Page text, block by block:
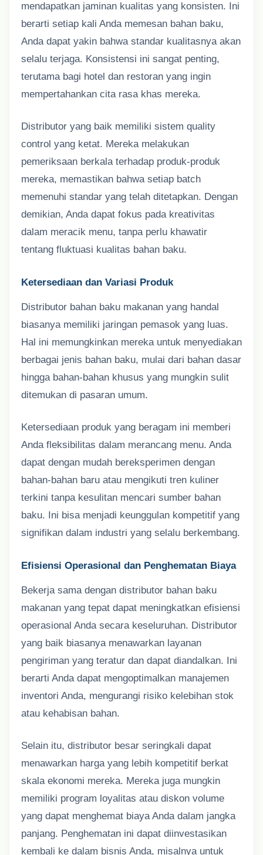
mendapatkan jaminan kualitas yang konsisten. Ini
berarti setiap kali Anda memesan bahan baku,
Anda dapat yakin bahwa standar kualitasnya akan
selalu terjaga. Konsistensi ini sangat penting,
terutama bagi hotel dan restoran yang ingin
mempertahankan cita rasa khas mereka.
Distributor yang baik memiliki sistem quality
control yang ketat. Mereka melakukan
pemeriksaan berkala terhadap produk-produk
mereka, memastikan bahwa setiap batch
memenuhi standar yang telah ditetapkan. Dengan
demikian, Anda dapat fokus pada kreativitas
dalam meracik menu, tanpa perlu khawatir
tentang fluktuasi kualitas bahan baku.
Ketersediaan dan Variasi Produk
Distributor bahan baku makanan yang handal
biasanya memiliki jaringan pemasok yang luas.
Hal ini memungkinkan mereka untuk menyediakan
berbagai jenis bahan baku, mulai dari bahan dasar
hingga bahan-bahan khusus yang mungkin sulit
ditemukan di pasaran umum.
Ketersediaan produk yang beragam ini memberi
Anda fleksibilitas dalam merancang menu. Anda
dapat dengan mudah bereksperimen dengan
bahan-bahan baru atau mengikuti tren kuliner
terkini tanpa kesulitan mencari sumber bahan
baku. Ini bisa menjadi keunggulan kompetitif yang
signifikan dalam industri yang selalu berkembang.
Efisiensi Operasional dan Penghematan Biaya
Bekerja sama dengan distributor bahan baku
makanan yang tepat dapat meningkatkan efisiensi
operasional Anda secara keseluruhan. Distributor
yang baik biasanya menawarkan layanan
pengiriman yang teratur dan dapat diandalkan. Ini
berarti Anda dapat mengoptimalkan manajemen
inventori Anda, mengurangi risiko kelebihan stok
atau kehabisan bahan.
Selain itu, distributor besar seringkali dapat
menawarkan harga yang lebih kompetitif berkat
skala ekonomi mereka. Mereka juga mungkin
memiliki program loyalitas atau diskon volume
yang dapat menghemat biaya Anda dalam jangka
panjang. Penghematan ini dapat diinvestasikan
kembali ke dalam bisnis Anda, misalnya untuk